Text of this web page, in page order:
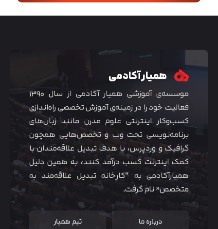
همیار آکادمی
موسسه‌ی آموزشی همیار آکادمی از سال ۱۳۹۰
فعالیت خود را در زمینه‌ی آموزش تخصصی راه‌اندازی
کسب‌و‌کار اینترنتی علوم مدرن مانند زبان‌های
برنامه‌نویسی تحت وب و تخصص‌هایی همچون
گرافیک و وردپرس، با هدف تبدیل علاقه‌مندان با
کمک اینترنت کسب درآمد کنند، به همین دلیل
همیارآکادمی به “کارخانه تبدیل علاقه‌مند به
متخصص” نام گرفت.
درباره ما تیم همیار
متوجه شدم